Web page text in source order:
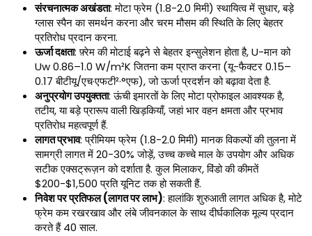
संरचनात्मक अखंडता: मोटा फ्रेम (1.8-2.0 मिमी) स्थायित्व में सुधार, बड़े
ग्लास स्पैन का समर्थन करना और चरम मौसम की स्थिति के लिए बेहतर
प्रतिरोध प्रदान करना.
ऊर्जा दक्षता: फ़्रेम की मोटाई बढ़ने से बेहतर इन्सुलेशन होता है, U-मान को
Uw 0.86–1.0 W/m²K जितना कम प्राप्त करना (यू-फैक्टर 0.15–
0.17 बीटीयू/एच·एफटी²·°एफ), जो ऊर्जा प्रदर्शन को बढ़ावा देता है.
अनुप्रयोग उपयुक्तता: ऊंची इमारतों के लिए मोटा प्रोफाइल आवश्यक है,
तटीय, या बड़े प्रारूप वाली खिड़कियाँ, जहां भार वहन क्षमता और प्रभाव
प्रतिरोध महत्वपूर्ण हैं.
लागत प्रभाव: प्रीमियम फ्रेम (1.8-2.0 मिमी) मानक विकल्पों की तुलना में
सामग्री लागत में 20-30% जोड़ें, उच्च कच्चे माल के उपयोग और अधिक
सटीक एक्सट्रूज़न को दर्शाता है. कुल मिलाकर, विंडो की कीमतें
$200-$1,500 प्रति यूनिट तक हो सकती हैं.
निवेश पर प्रतिफल (लागत पर लाभ): हालांकि शुरुआती लागत अधिक है, मोटे
फ्रेम कम रखरखाव और लंबे जीवनकाल के साथ दीर्घकालिक मूल्य प्रदान
करते हैं 40 साल.